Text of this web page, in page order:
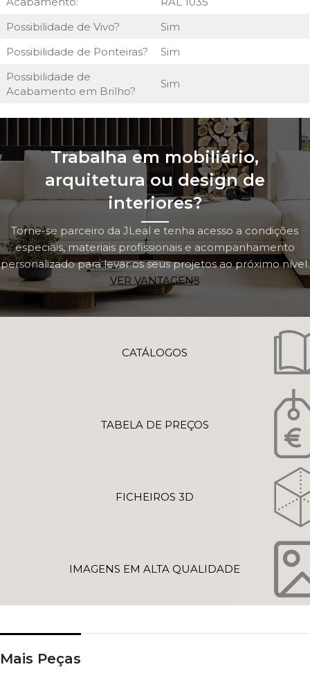
Possibilidade de Vivo?
Sim
Possibilidade de Ponteiras?
Sim
Possibilidade de
Acabamento em Brilho?
Sim
Trabalha em mobiliário,
arquitetura ou design de
interiores?
Torne-se parceiro da JLeal e tenha acesso a condições
especiais, materiais profissionais e acompanhamento
personalizado para levar os seus projetos ao próximo nível.
VER VANTAGENS
CATÁLOGOS
TABELA DE PREÇOS
FICHEIROS 3D
IMAGENS EM ALTA QUALIDADE
Mais Peças